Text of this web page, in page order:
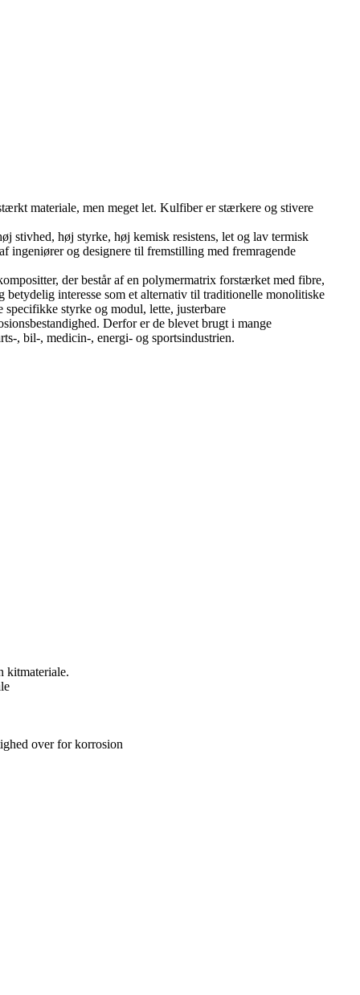
materiale, men meget let. Kulfiber er stærkere og stivere
stivhed, høj styrke, høj kemisk resistens, let og lav termisk
ingeniører og designere til fremstilling med fremragende
der består af en polymermatrix forstærket med fibre,
betydelig interesse som et alternativ til traditionelle monolitiske
specifikke styrke og modul, lette, justerbare
Derfor er de blevet brugt i mange
, bil-, medicin-, energi- og sportsindustrien.
kitmateriale.
over for korrosion